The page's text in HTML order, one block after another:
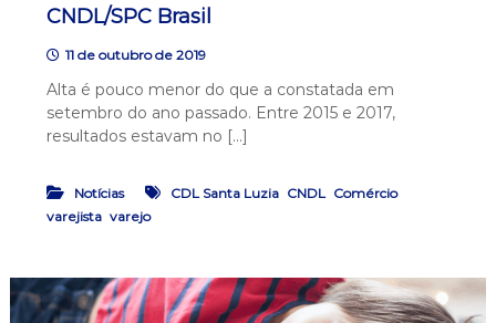
CNDL/SPC Brasil
11 de outubro de 2019
Alta é pouco menor do que a constatada em
setembro do ano passado. Entre 2015 e 2017,
resultados estavam no […]
Notícias CDL Santa Luzia, CNDL, Comércio
varejista, varejo